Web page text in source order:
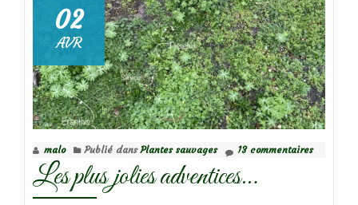
:
Euphorbia
cyparissias
02
AVR
malo Publié dansPlantes sauvages 13 commentaires
Les plus jolies adventices…